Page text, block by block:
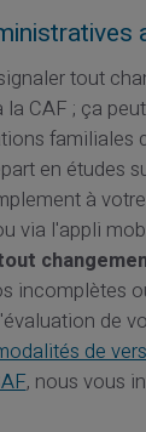
tout
CAF ; ça
familiales
en études
à
via l'appli
incomplètes
de
de
, nous vous